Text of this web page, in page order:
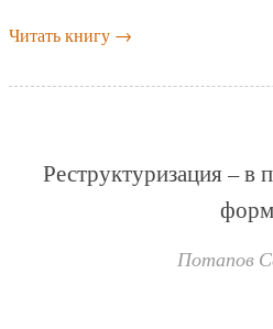
Читать книгу →
Реструктуризация – в
форм
Потапов